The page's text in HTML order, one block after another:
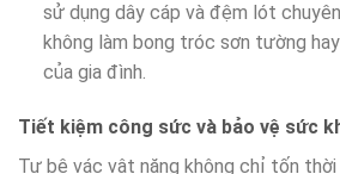
sử dụng dây cáp và đệm lót
không làm bong tróc sơn tường
của gia đình.
Tiết kiệm công sức và bảo vệ sức
Tự bê vác vật nặng không chỉ tốn